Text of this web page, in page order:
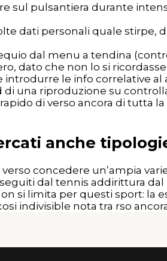
sul pulsantiera durante
dati personali quale stirpe,
dal menu a tendina
dato che non lo si
le info correlative
di una riproduzione su
di verso ancora di tutta
anche
concedere un’ampia
dal tennis addirittura
si limita per questi sport: la
indivisible nota tra rso